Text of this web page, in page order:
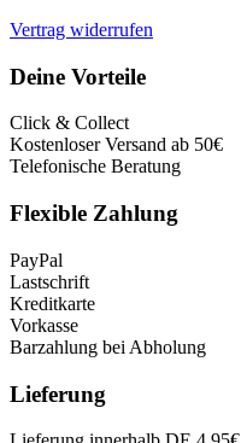
Vertrag widerrufen
Deine Vorteile
Click & Collect
Kostenloser Versand ab 50€
Telefonische Beratung
Flexible Zahlung
PayPal
Lastschrift
Kreditkarte
Vorkasse
Barzahlung bei Abholung
Lieferung